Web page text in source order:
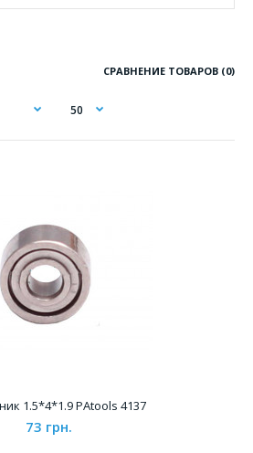
СРАВНЕНИЕ ТОВАРОВ (0)
1.5*4*1.9 PAtools 4137
73 грн.
1.5*4*1.9 PAtools 4137
73 грн.